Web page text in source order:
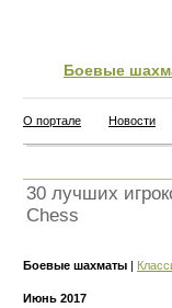
Боевые
О портале Новости
30 лучших
Chess
Боевые шахматы |
Июнь 2017